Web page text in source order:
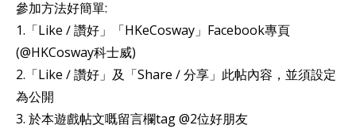
參加方法好簡單:
1.「Like ∕ 讚好」「HKeCosway」Facebook專頁
(@HKCosway科士威)
2.「Like ∕ 讚好」及「Share ∕ 分享」此帖內容，並須設定
為公開
3. 於本遊戲帖文嘅留言欄tag @2位好朋友